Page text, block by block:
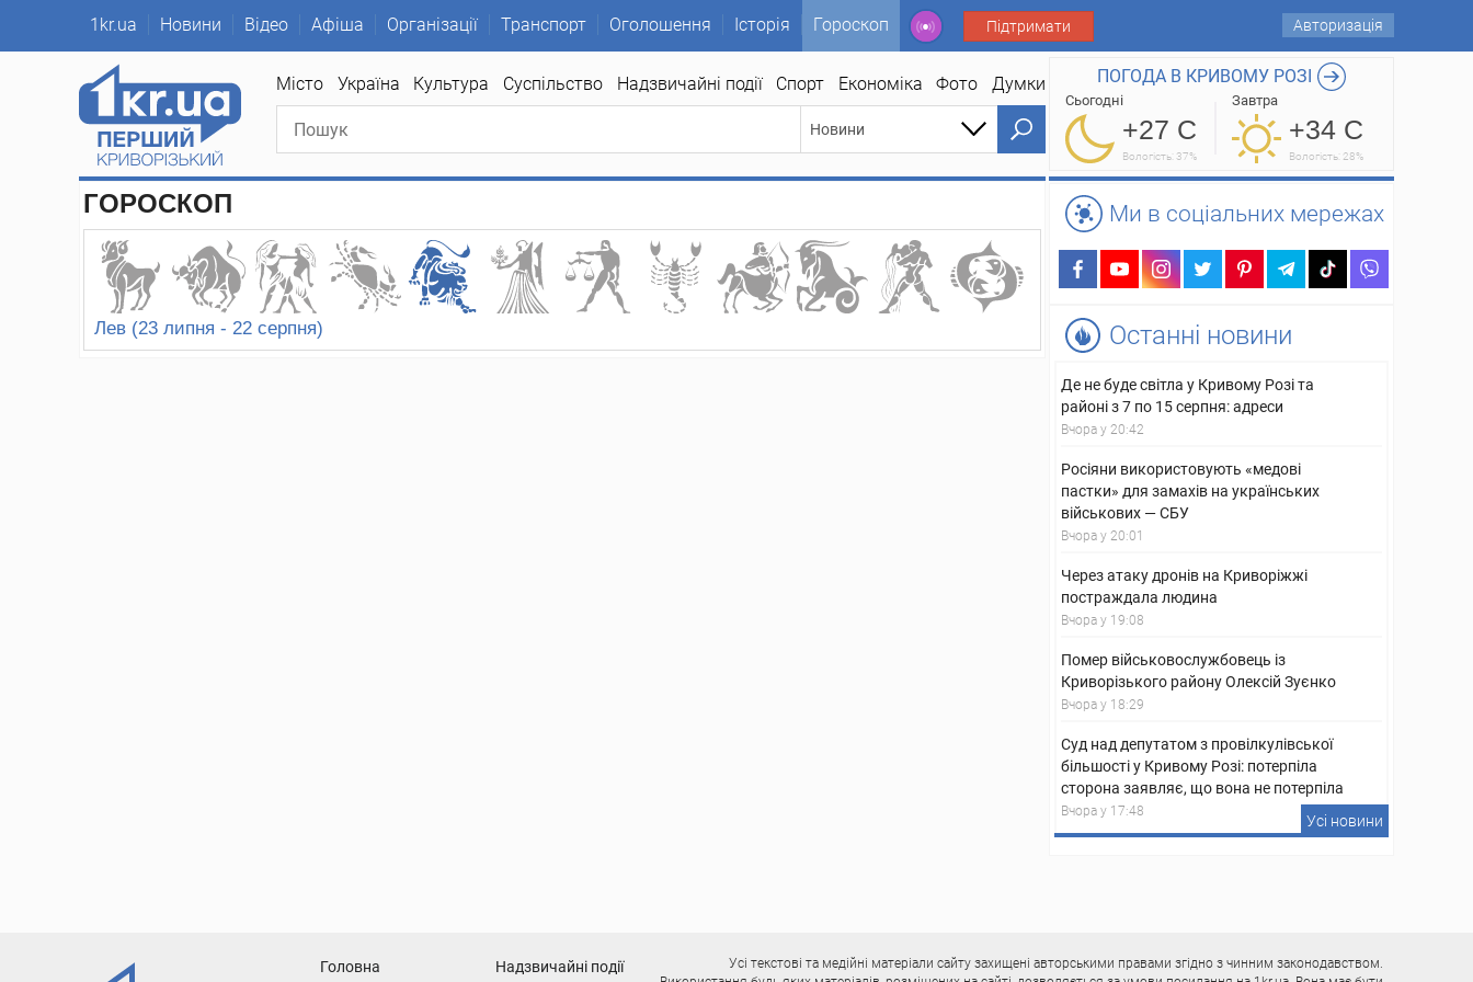
1kr.ua Новини Відео Афіша Організації Транспорт Оголошення Історія Гороскоп Підтримати Авторизація
Місто Україна Культура Суспільство Надзвичайні події Спорт Економіка Фото Думки
Новини
ГОРОСКОП
Лев (23 липня - 22 серпня)
ПОГОДА В КРИВОМУ РОЗІ
Сьогодні
+27 C
Вологість: 37%
Завтра
+34 C
Вологість: 28%
Ми в соціальних мережах
Останні новини
Де не буде світла у Кривому Розі та
районі з 7 по 15 серпня: адреси
Вчора у 20:42
Росіяни використовують «медові
пастки» для замахів на українських
військових — СБУ
Вчора у 20:01
Через атаку дронів на Криворіжжі
постраждала людина
Вчора у 19:08
Помер військовослужбовець із
Криворізького району Олексій Зуєнко
Вчора у 18:29
Суд над депутатом з провілкулівської
більшості у Кривому Розі: потерпіла
сторона заявляє, що вона не потерпіла
Вчора у 17:48
Усі новини
Головна Надзвичайні події
Усі текстові та медійні матеріали сайту захищені авторськими правами згідно з чинним законодавством.